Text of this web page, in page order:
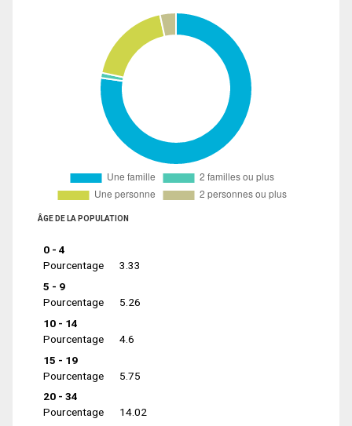
ÂGE DE LA POPULATION
0 - 4
Pourcentage
3.33
5 - 9
Pourcentage
5.26
10 - 14
Pourcentage
4.6
15 - 19
Pourcentage
5.75
20 - 34
Pourcentage
14.02